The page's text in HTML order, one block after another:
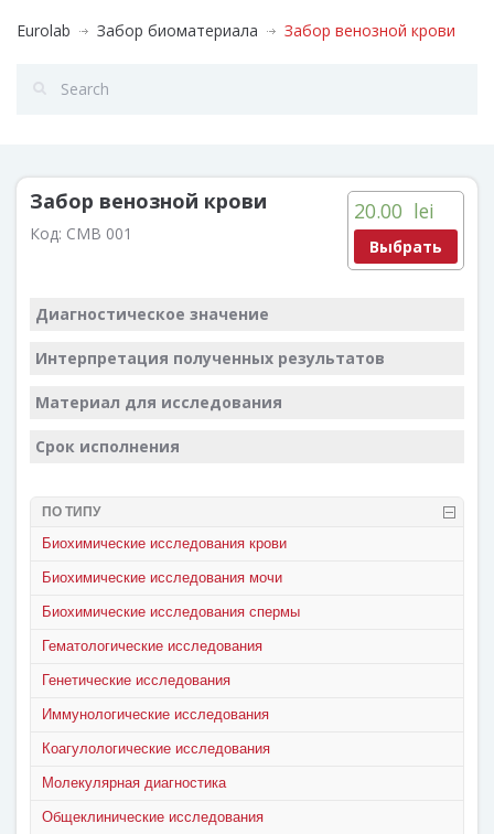
Eurolab Забор биоматериала Забор венозной крови
20.00 lei
Выбрать
Забор венозной крови
Код: CMB 001
Диагностическое значение
Интерпретация полученных результатов
Материал для исследования
Срок исполнения
ПО ТИПУ
Биохимические исследования крови
Биохимические исследования мочи
Биохимические исследования спермы
Гематологические исследования
Генетические исследования
Иммунологические исследования
Коагулологические исследования
Молекулярная диагностика
Общеклинические исследования